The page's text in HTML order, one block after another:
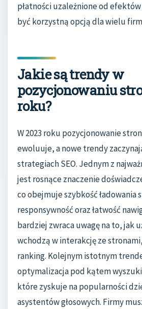
płatności uzależnione od efektów
być korzystną opcją dla wielu
Jakie są trendy w
pozycjonowaniu
roku?
W 2023 roku pozycjonowanie
ewoluuje, a nowe trendy
strategiach SEO. Jednym z
jest rosnące znaczenie
co obejmuje szybkość ładowania
responsywność oraz łatwość
bardziej zwraca uwagę na to, jak
wchodzą w interakcję ze
ranking. Kolejnym istotnym
optymalizacja pod kątem
które zyskuje na popularności
asystentów głosowych. Firmy